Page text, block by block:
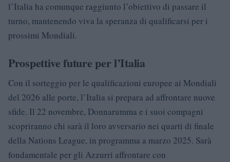
l’Italia ha comunque raggiunto l’obiettivo di passare il
turno, mantenendo viva la speranza di qualificarsi per i
prossimi Mondiali.
Prospettive future per l’Italia
Con il sorteggio per le qualificazioni europee ai Mondiali
del 2026 alle porte, l’Italia si prepara ad affrontare nuove
sfide. Il 22 novembre, Donnarumma e i suoi compagni
scopriranno chi sarà il loro avversario nei quarti di finale
della Nations League, in programma a marzo 2025. Sarà
fondamentale per gli Azzurri affrontare con